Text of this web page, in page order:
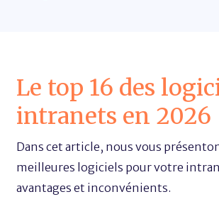
Le top 16 des
intranets en 2026
Dans cet article, nous vous
meilleures logiciels pour votre
avantages et inconvénients.